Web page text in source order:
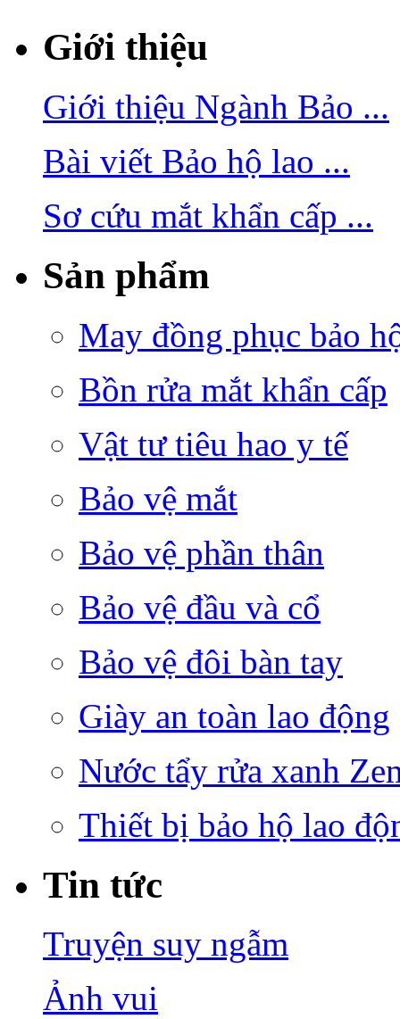
Giới thiệu
Giới thiệu Ngành Bảo ...
Bài viết Bảo hộ lao ...
Sơ cứu mắt khẩn cấp ...
Sản phẩm
May đồng phục bảo
Bồn rửa mắt khẩn cấp
Vật tư tiêu hao y tế
Bảo vệ mắt
Bảo vệ phần thân
Bảo vệ đầu và cổ
Bảo vệ đôi bàn tay
Giày an toàn lao động
Nước tẩy rửa xanh
Thiết bị bảo hộ lao
Tin tức
Truyện suy ngẫm
Ảnh vui